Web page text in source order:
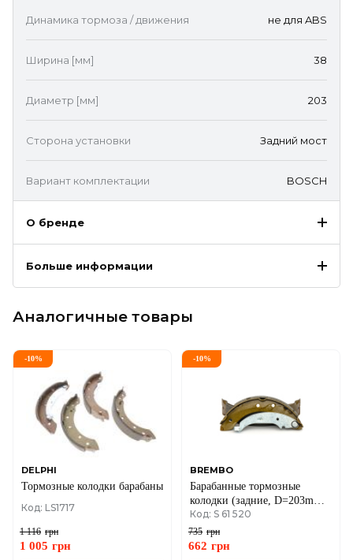
Динамика тормоза / движения не для ABS
Ширина [мм] 38
Диаметр [мм] 203
Сторона установки Задний мост
Вариант комплектации BOSCH
О бренде
Больше информации
Аналогичные товары
-10%
DELPHI
Тормозные колодки барабаны
Код: LS1717
1 116 грн
1 005 грн
-10%
BREMBO
Барабанные тормозные
колодки (задние, D=203mm,
ширина=38mm, TRW-
LUCAS) Renault Logan I /
Renault Sandero I
Код: S 61 520
735 грн
662 грн